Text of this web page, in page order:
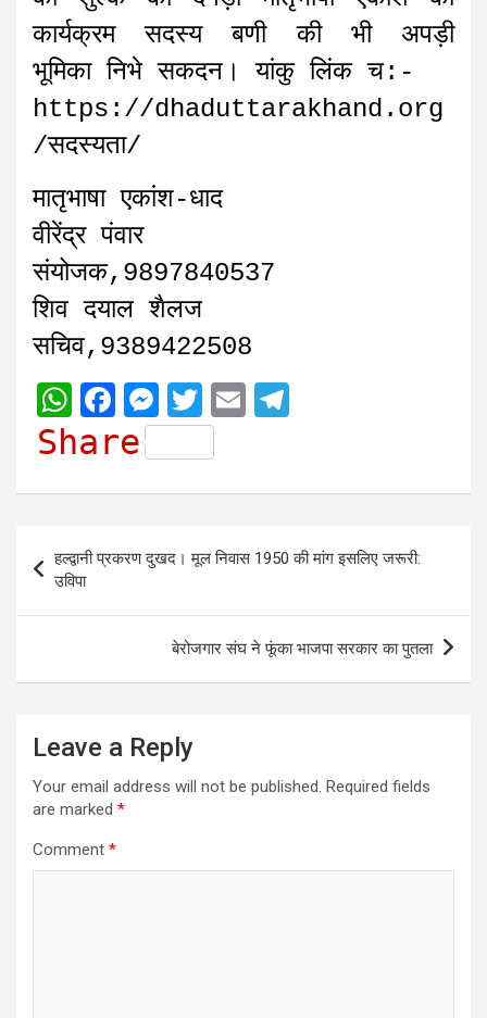
कार्यक्रम सदस्य बणी की भी अपड़ी
भूमिका निभे सकदन। यांकु लिंक च:-
https://dhaduttarakhand.org
/सदस्यता/
मातृभाषा एकांश-धाद
वीरेंद्र पंवार
संयोजक,9897840537
शिव दयाल शैलज
सचिव,9389422508
W
h
t
s
A
p
F
a
e
o
o
M
e
s
s
n
g
e
r
T
w
i
t
t
e
r
E
i e
g
r
a
m
Share
navigation
हल्द्वानी प्रकरण दुखद। मूल निवास 1950 की मांग इसलिए जरूरी:
उविपा
बेरोजगार संघ ने फूंका भाजपा सरकार का पुतला
Leave a Reply
Your email address will not be published. Required fields
are marked *
Comment *